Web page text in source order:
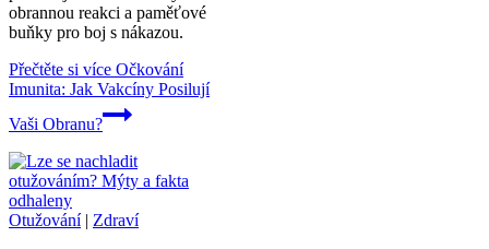
obrannou reakci a paměťové
buňky pro boj s nákazou.
Přečtěte si více Očkování
Imunita: Jak Vakcíny Posilují
Vaši Obranu?
Otužování| Zdraví